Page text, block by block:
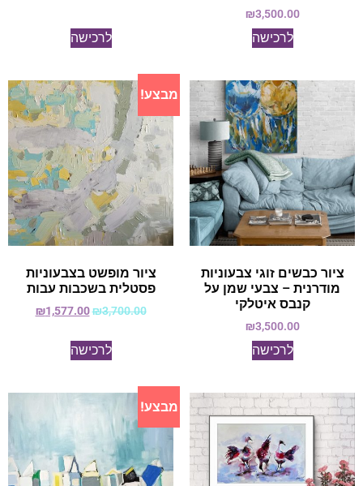
₪3,500.00
לרכישה לרכישה
ציור כבשים זוגי צבעוניות
מודרנית – צבעי שמן על
קנבס איטלקי
₪3,500.00
לרכישה
מבצע!
ציור מופשט בצבעוניות
פסטלית בשכבות עבות
₪3,700.00
₪1,577.00
לרכישה
מבצע!